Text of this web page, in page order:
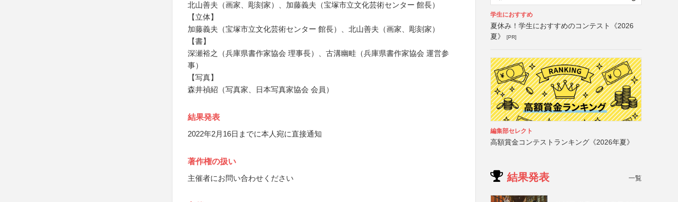
北山善夫（画家、彫刻家）、加藤義夫（宝塚市立文化芸術センター 館長）
【立体】
加藤義夫（宝塚市立文化芸術センター 館長）、北山善夫（画家、彫刻家）
【書】
深瀬裕之（兵庫県書作家協会 理事長）、古溝幽畦（兵庫県書作家協会 運営参
事）
【写真】
森井禎紹（写真家、日本写真家協会 会員）
結果発表
2022年2月16日までに本人宛に直接通知
著作権の扱い
主催者にお問い合わせください
学生におすすめ
夏休み！学生におすすめのコンテスト《2026
夏》
[PR]
編集部セレクト
高額賞金コンテストランキング《2026年夏》
結果発表 一覧